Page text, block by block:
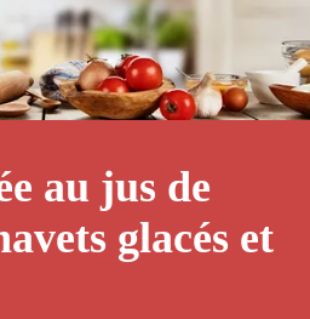
au jus de
glacés et